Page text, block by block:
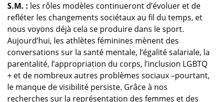
S.M. : les rôles modèles continueront d’évoluer et de
refléter les changements sociétaux au fil du temps, et
nous voyons déjà cela se produire dans le sport.
Aujourd’hui, les athlètes féminines mènent des
conversations sur la santé mentale, l’égalité salariale, la
parentalité, l’appropriation du corps, l’inclusion LGBTQ
+ et de nombreux autres problèmes sociaux –pourtant,
le manque de visibilité persiste. Grâce à nos
recherches sur la représentation des femmes et des